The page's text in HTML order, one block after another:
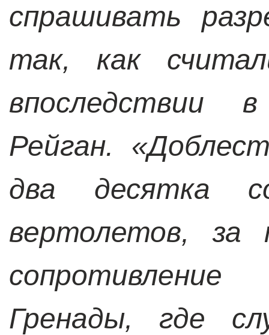
спрашивать
так, как
впоследствии
Рейган.
два десятка
вертолетов, за
Гренады, где